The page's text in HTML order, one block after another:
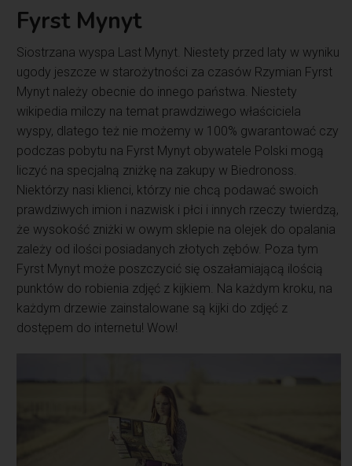
Fyrst Mynyt
Siostrzana wyspa Last Mynyt. Niestety przed laty w wyniku
ugody jeszcze w starożytności za czasów Rzymian Fyrst
Mynyt należy obecnie do innego państwa. Niestety
wikipedia milczy na temat prawdziwego właściciela
wyspy, dlatego też nie możemy w 100% gwarantować czy
podczas pobytu na Fyrst Mynyt obywatele Polski mogą
liczyć na specjalną zniżkę na zakupy w Biedronoss.
Niektórzy nasi klienci, którzy nie chcą podawać swoich
prawdziwych imion i nazwisk i płci i innych rzeczy twierdzą,
że wysokość zniżki w owym sklepie na olejek do opalania
zależy od ilości posiadanych złotych zębów. Poza tym
Fyrst Mynyt może poszczycić się oszałamiającą ilością
punktów do robienia zdjęć z kijkiem. Na każdym kroku, na
każdym drzewie zainstalowane są kijki do zdjęć z
dostępem do internetu! Wow!